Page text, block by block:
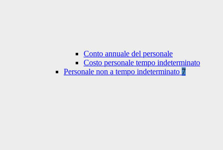
Conto annuale del personale
Costo personale tempo indeterminato
Personale non a tempo indeterminato 7